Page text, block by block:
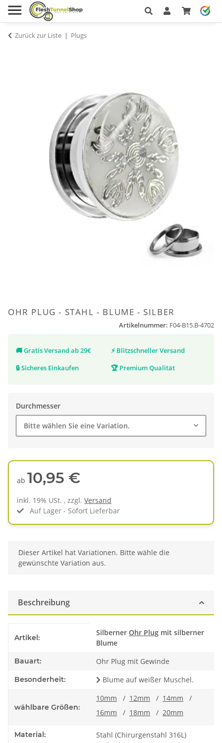
Zurück zur Liste Plugs
OHR PLUG - STAHL - BLUME - SILBER
Artikelnummer: F04-B15.B-4702
🚚Gratis Versand ab 29€ ⚡ Blitzschneller Versand
🔒Sicheres Einkaufen 🏆 Premium Qualität
Durchmesser
Bitte wählen Sie eine Variation.
ab 10,95 €
inkl. 19% USt. , zzgl. Versand
Auf Lager - Sofort Lieferbar
x
Dieser Artikel hat Variationen. Bitte wähle die
gewünschte Variation aus.
Beschreibung
Artikel:
Silberner Ohr Plug mit silberner
Blume
Bauart: Ohr Plug mit Gewinde
Besonderheit: Blume auf weißer Muschel.
wählbare Größen:
10mm / 12mm / 14mm
/
16mm
/ 18mm / 20mm
Material: Stahl (Chirurgenstahl 316L)